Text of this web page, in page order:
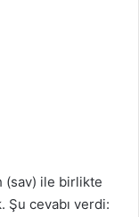
(sav) ile birlikte
Şu cevabı verdi: